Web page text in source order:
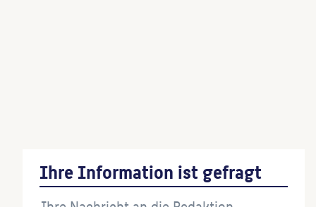
Ihre Information ist gefragt